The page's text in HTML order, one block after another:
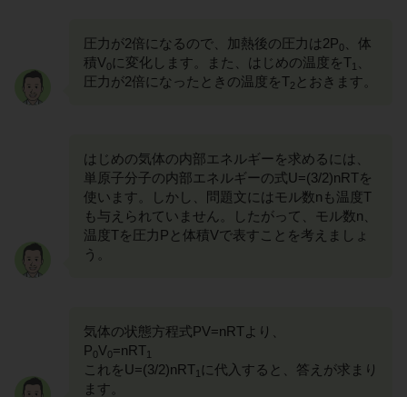
圧力が2倍になるので、加熱後の圧力は2P0
、体
積V0に変化します。また、はじめの温度をT1
圧力が2倍になったときの温度をT2 とおきます。
はじめの気体の内部エネルギーを求めるには、
単原子分子の内部エネルギーの式U=(3/2)nRTを
使います。しかし、問題文にはモル数nも温度T
も与えられていません。したがって、モル数n、
温度Tを圧力Pと体積Vで表すことを考えましょ
う。
気体の状態方程式PV=nRTより、
P0V0=nRT1
これをU=(3/2)nRT1 に代入すると、答えが求まり
ます。